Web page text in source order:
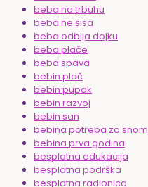
beba na trbuhu
beba ne sisa
beba odbija dojku
beba plače
beba spava
bebin plač
bebin pupak
bebin razvoj
bebin san
bebina potreba za snom
bebina prva godina
besplatna edukacija
besplatna podrška
besplatna radionica